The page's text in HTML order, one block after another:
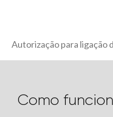
Autorização para ligação
Como